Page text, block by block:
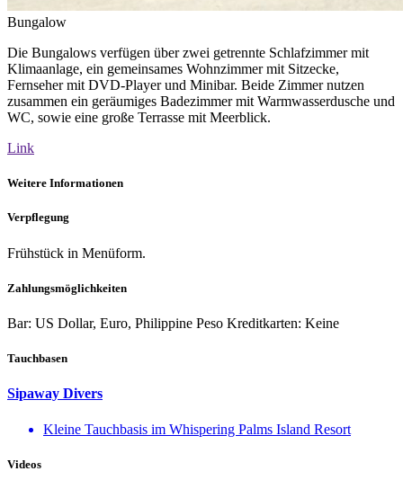
Bungalow
Die Bungalows verfügen über zwei getrennte Schlafzimmer mit
Klimaanlage, ein gemeinsames Wohnzimmer mit Sitzecke,
Fernseher mit DVD-Player und Minibar. Beide Zimmer nutzen
zusammen ein geräumiges Badezimmer mit Warmwasserdusche und
WC, sowie eine große Terrasse mit Meerblick.
Link
Weitere Informationen
Verpflegung
Frühstück in Menüform.
Zahlungsmöglichkeiten
Bar: US Dollar, Euro, Philippine Peso Kreditkarten: Keine
Tauchbasen
Sipaway Divers
Kleine Tauchbasis im Whispering Palms Island Resort
Videos